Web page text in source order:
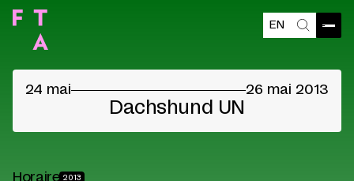
EN
pour voir le contenu
Préférences cookies Lire sur Youtube
24 mai 26 mai 2013
Dachshund UN
Horaire 2013